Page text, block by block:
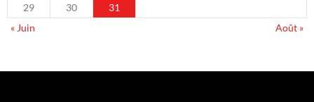
29
30
31
« Juin
Août »